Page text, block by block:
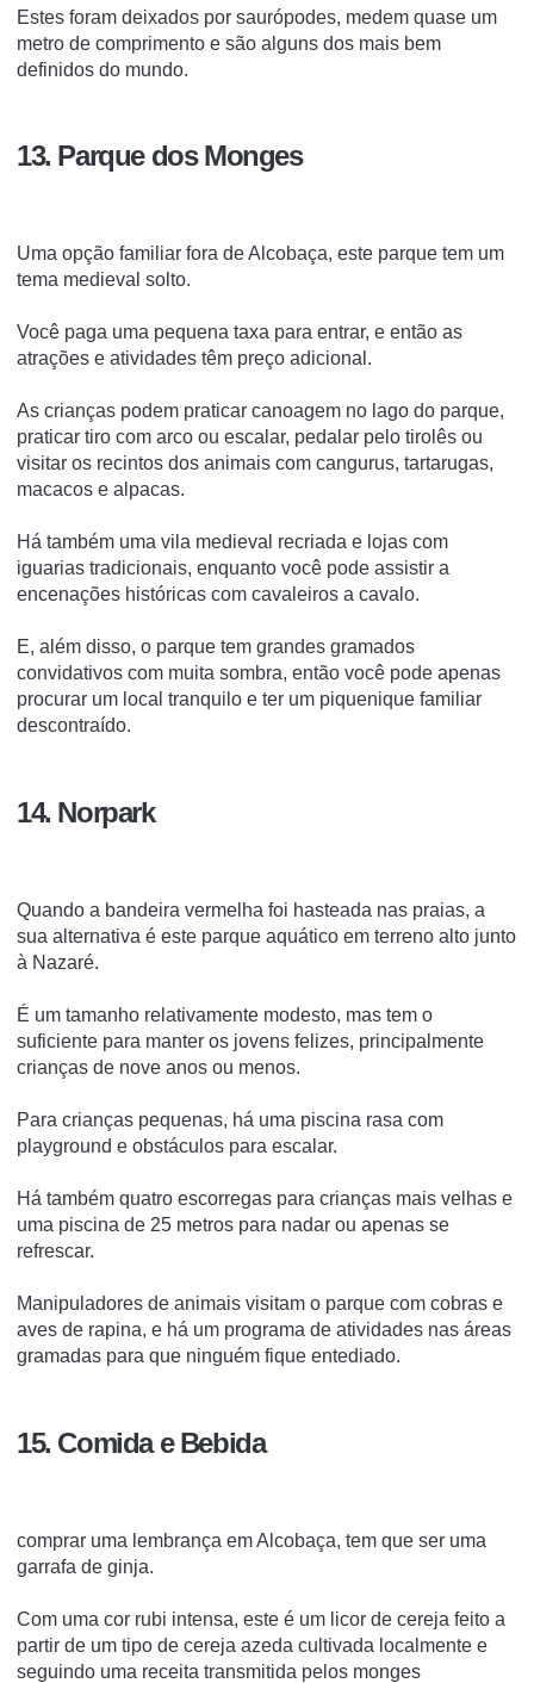
Estes foram deixados por saurópodes, medem quase um
metro de comprimento e são alguns dos mais bem
definidos do mundo.
13. Parque dos Monges
Uma opção familiar fora de Alcobaça, este parque tem um
tema medieval solto.
Você paga uma pequena taxa para entrar, e então as
atrações e atividades têm preço adicional.
As crianças podem praticar canoagem no lago do parque,
praticar tiro com arco ou escalar, pedalar pelo tirolês ou
visitar os recintos dos animais com cangurus, tartarugas,
macacos e alpacas.
Há também uma vila medieval recriada e lojas com
iguarias tradicionais, enquanto você pode assistir a
encenações históricas com cavaleiros a cavalo.
E, além disso, o parque tem grandes gramados
convidativos com muita sombra, então você pode apenas
procurar um local tranquilo e ter um piquenique familiar
descontraído.
14. Norpark
Quando a bandeira vermelha foi hasteada nas praias, a
sua alternativa é este parque aquático em terreno alto junto
à Nazaré.
É um tamanho relativamente modesto, mas tem o
suficiente para manter os jovens felizes, principalmente
crianças de nove anos ou menos.
Para crianças pequenas, há uma piscina rasa com
playground e obstáculos para escalar.
Há também quatro escorregas para crianças mais velhas e
uma piscina de 25 metros para nadar ou apenas se
refrescar.
Manipuladores de animais visitam o parque com cobras e
aves de rapina, e há um programa de atividades nas áreas
gramadas para que ninguém fique entediado.
15. Comida e Bebida
comprar uma lembrança em Alcobaça, tem que ser uma
garrafa de ginja.
Com uma cor rubi intensa, este é um licor de cereja feito a
partir de um tipo de cereja azeda cultivada localmente e
seguindo uma receita transmitida pelos monges